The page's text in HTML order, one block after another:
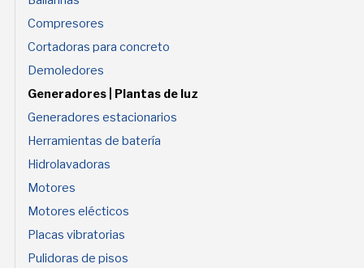
Compresores
Cortadoras para concreto
Demoledores
Generadores | Plantas de luz
Generadores estacionarios
Herramientas de batería
Hidrolavadoras
Motores
Motores elécticos
Placas vibratorias
Pulidoras de pisos